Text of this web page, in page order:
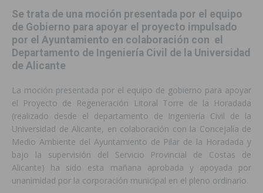
Se trata de una moción presentada por el equipo
de Gobierno para apoyar el proyecto impulsado
por el Ayuntamiento en colaboración con el
Departamento de Ingeniería Civil de la Universidad
de Alicante
La moción presentada por el equipo de gobierno para apoyar
el Proyecto de Regeneración Litoral Torre de la Horadada
(realizado desde el departamento de Ingeniería Civil de la
Universidad de Alicante, en colaboración con la Concejalía de
Medio Ambiente del Ayuntamiento de Pilar de la Horadada y
bajo la supervisión del Servicio Provincial de Costas de
Alicante) ha sido esta mañana aprobada y apoyada por
unanimidad por la corporación municipal en el pleno ordinario.